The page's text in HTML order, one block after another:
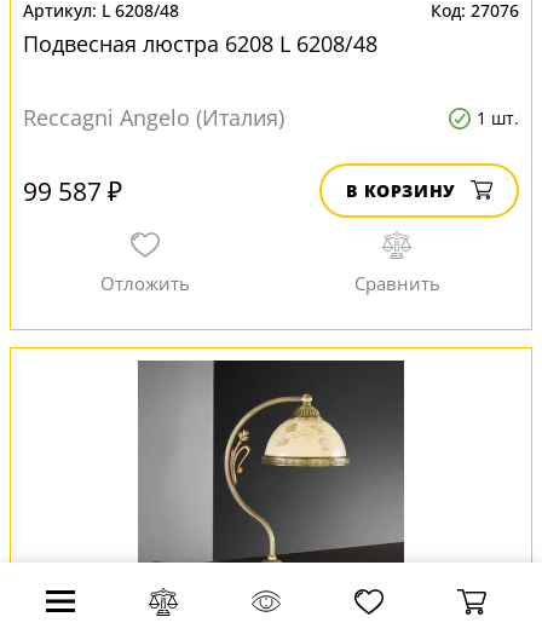
L 6208/48 27076
Подвесная люстра 6208 L 6208/48
Reccagni Angelo (Италия) 1 шт.
99 587 ₽ В КОРЗИНУ